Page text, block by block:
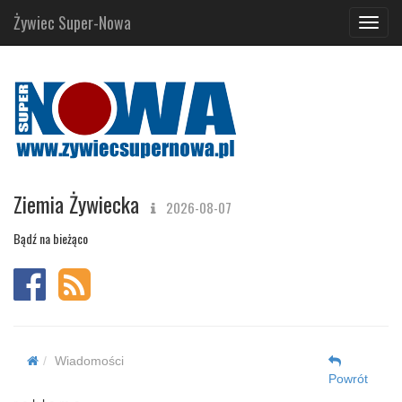
Żywiec Super-Nowa
Ziemia Żywiecka 2026-08-07
Bądź na bieżąco
Wiadomości
Powrót